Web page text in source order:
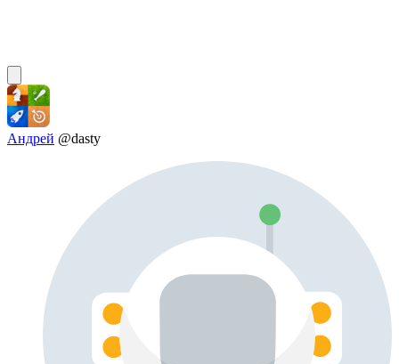
Андрей @dasty